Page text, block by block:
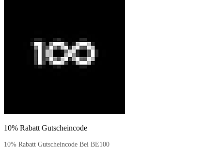
10% Rabatt Gutscheincode
10% Rabatt Gutscheincode Bei BE100